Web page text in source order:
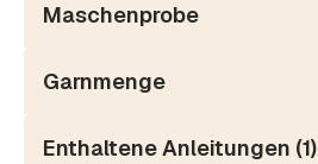
Maschenprobe
Garnmenge
Enthaltene Anleitungen (1)